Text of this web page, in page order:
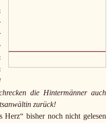
die Hintermänner auch
zurück!
bisher noch nicht gelesen